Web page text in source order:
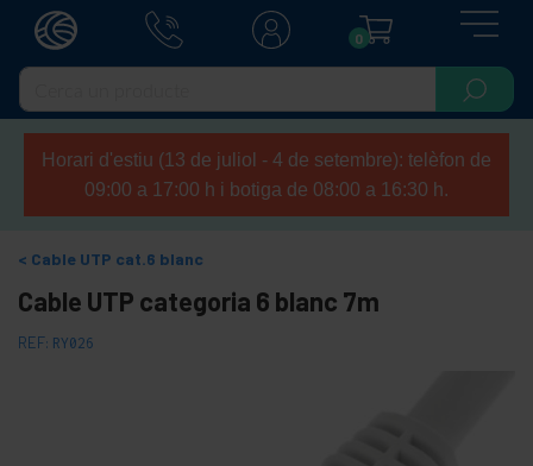
0
Horari d'estiu (13 de juliol - 4 de setembre): telèfon de
09:00 a 17:00 h i botiga de 08:00 a 16:30 h.
Cable UTP cat.6 blanc
Cable UTP categoria 6 blanc 7m
REF: RY026